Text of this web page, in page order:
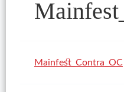
Mainfest_Contra_OC